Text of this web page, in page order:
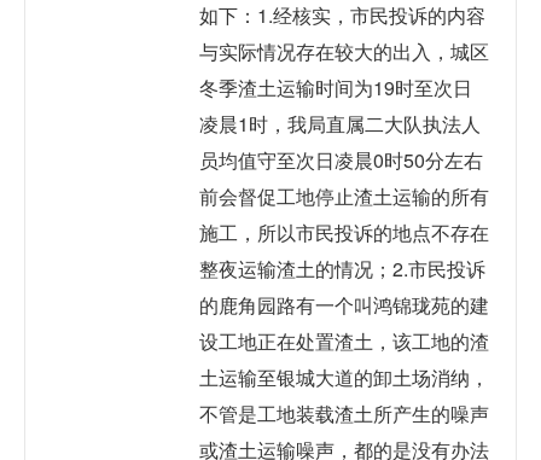
如下：1.经核实，市民投诉的内容
与实际情况存在较大的出入，城区
冬季渣土运输时间为19时至次日
凌晨1时，我局直属二大队执法人
员均值守至次日凌晨0时50分左右
前会督促工地停止渣土运输的所有
施工，所以市民投诉的地点不存在
整夜运输渣土的情况；2.市民投诉
的鹿角园路有一个叫鸿锦珑苑的建
设工地正在处置渣土，该工地的渣
土运输至银城大道的卸土场消纳，
不管是工地装载渣土所产生的噪声
或渣土运输噪声，都的是没有办法